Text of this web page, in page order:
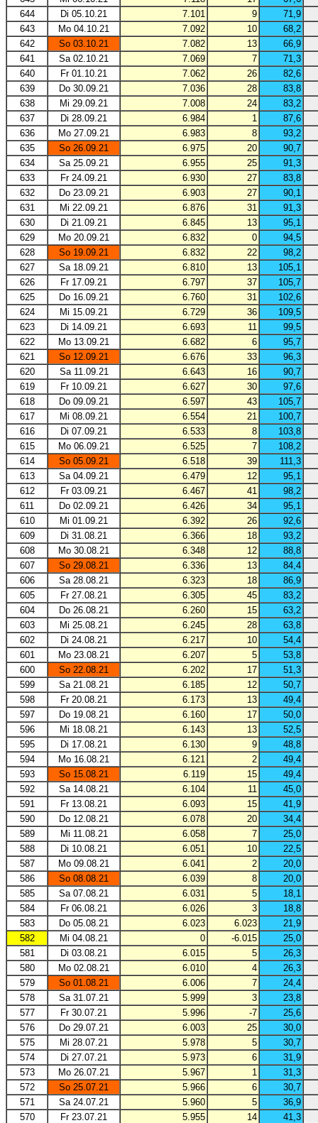
644
Di 05.10.21 7.101 9
71,9
643
Mo 04.10.21 7.092 10
68,2
642
So 03.10.21 7.082 13
66,9
641
Sa 02.10.21 7.069 7
71,3
640
Fr 01.10.21 7.062 26
82,6
639
Do 30.09.21 7.036 28
83,8
638
Mi 29.09.21 7.008 24
83,2
637
Di 28.09.21 6.984 1
87,6
636
Mo 27.09.21 6.983 8
93,2
635
So 26.09.21 6.975 20
90,7
634
Sa 25.09.21 6.955 25
91,3
633
Fr 24.09.21 6.930 27
83,8
632
Do 23.09.21 6.903 27
90,1
631
Mi 22.09.21 6.876 31
91,3
630
Di 21.09.21 6.845 13
95,1
629
Mo 20.09.21 6.832 0
94,5
628
So 19.09.21 6.832 22
98,2
627
Sa 18.09.21 6.810 13
105,1
626
Fr 17.09.21 6.797 37
105,7
625
Do 16.09.21 6.760 31
102,6
624
Mi 15.09.21 6.729 36
109,5
623
Di 14.09.21 6.693 11
99,5
622
Mo 13.09.21 6.682 6
95,7
621
So 12.09.21 6.676 33
96,3
620
Sa 11.09.21 6.643 16
90,7
619
Fr 10.09.21 6.627 30
97,6
618
Do 09.09.21 6.597 43
105,7
617
Mi 08.09.21 6.554 21
100,7
616
Di 07.09.21 6.533 8
103,8
615
Mo 06.09.21 6.525 7
108,2
614
So 05.09.21 6.518 39
111,3
613
Sa 04.09.21 6.479 12
95,1
612
Fr 03.09.21 6.467 41
98,2
611
Do 02.09.21 6.426 34
95,1
610
Mi 01.09.21 6.392 26
92,6
609
Di 31.08.21 6.366 18
93,2
608
Mo 30.08.21 6.348 12
88,8
607
So 29.08.21 6.336 13
84,4
606
Sa 28.08.21 6.323 18
86,9
605
Fr 27.08.21 6.305 45
83,2
604
Do 26.08.21 6.260 15
63,2
603
Mi 25.08.21 6.245 28
63,8
602
Di 24.08.21 6.217 10
54,4
601
Mo 23.08.21 6.207 5
53,8
600
So 22.08.21 6.202 17
51,3
599
Sa 21.08.21 6.185 12
50,7
598
Fr 20.08.21 6.173 13
49,4
597
Do 19.08.21 6.160 17
50,0
596
Mi 18.08.21 6.143 13
52,5
595
Di 17.08.21 6.130 9
48,8
594
Mo 16.08.21 6.121 2
49,4
593
So 15.08.21 6.119 15
49,4
592
Sa 14.08.21 6.104 11
45,0
591
Fr 13.08.21 6.093 15
41,9
590
Do 12.08.21 6.078 20
34,4
589
Mi 11.08.21 6.058 7
25,0
588
Di 10.08.21 6.051 10
22,5
587
Mo 09.08.21 6.041 2
20,0
586
So 08.08.21 6.039 8
20,0
585
Sa 07.08.21 6.031 5
18,1
584
Fr 06.08.21 6.026 3
18,8
583
Do 05.08.21 6.023 6.023
21,9
582
Mi 04.08.21 0 -6.015
25,0
581
Di 03.08.21 6.015 5
26,3
580
Mo 02.08.21 6.010 4
26,3
579
So 01.08.21 6.006 7
24,4
578
Sa 31.07.21 5.999 3
23,8
577
Fr 30.07.21 5.996 -7
25,6
576
Do 29.07.21 6.003 25
30,0
575
Mi 28.07.21 5.978 5
30,7
574
Di 27.07.21 5.973 6
31,9
573
Mo 26.07.21 5.967 1
31,3
572
So 25.07.21 5.966 6
30,7
571
Sa 24.07.21 5.960 5
36,9
570
Fr 23.07.21 5.955 14
41,3